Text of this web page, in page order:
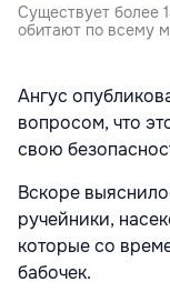
Существует более
обитают по всему
Ангус
вопросом, что
свою
Вскоре
ручейники,
которые со
бабочек.